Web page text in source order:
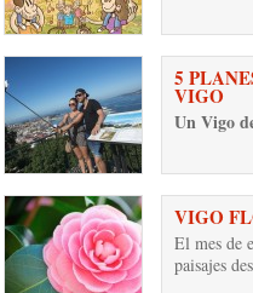
5
VIGO
Un Vigo
VIGO
El mes de
paisajes